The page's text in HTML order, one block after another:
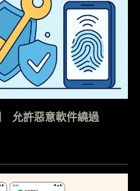
允許惡意軟件繞過